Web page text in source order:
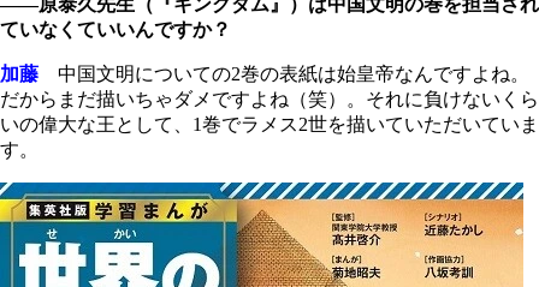
ていなくていいんですか？
加藤 中国文明についての2巻の表紙は始皇帝なんですよね。
だからまだ描いちゃダメですよね（笑）。それに負けないくら
いの偉大な王として、1巻でラメス2世を描いていただいていま
す。